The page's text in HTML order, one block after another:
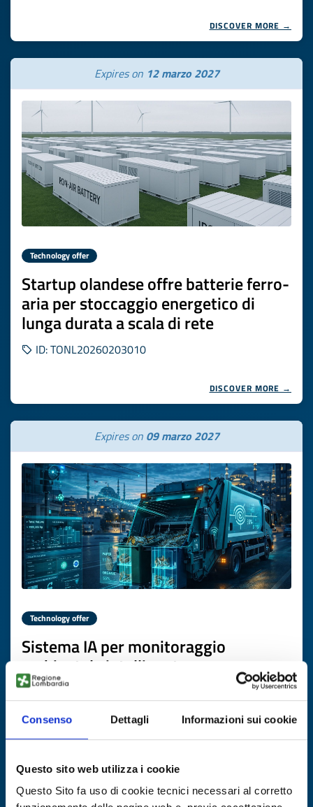
Consenso Dettagli Informazioni sui cookie
Questo sito web utilizza i cookie
Questo Sito fa uso di cookie tecnici necessari al corretto
DISCOVER MORE →
Expires on 12 marzo 2027
Technology offer
Startup olandese offre batterie ferro-
aria per stoccaggio energetico di
lunga durata a scala di rete
ID: TONL20260203010
DISCOVER MORE →
Expires on 09 marzo 2027
Technology offer
Sistema IA per monitoraggio
ambientale intelligente e
riconoscimento rifiuti per operazioni
urbane sostenibili
ID: TOTR20260226004